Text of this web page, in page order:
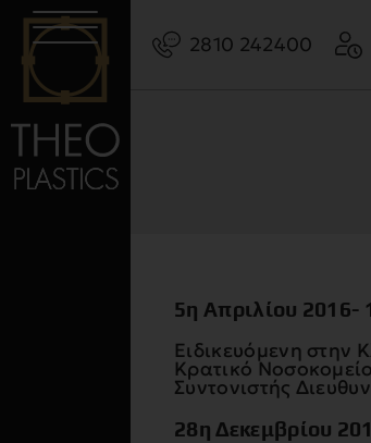
2810 242400
5η Απριλίου 2016-
Ειδικευόμενη στην
Κρατικό
Συντονιστής
28η Δεκεμβρίου